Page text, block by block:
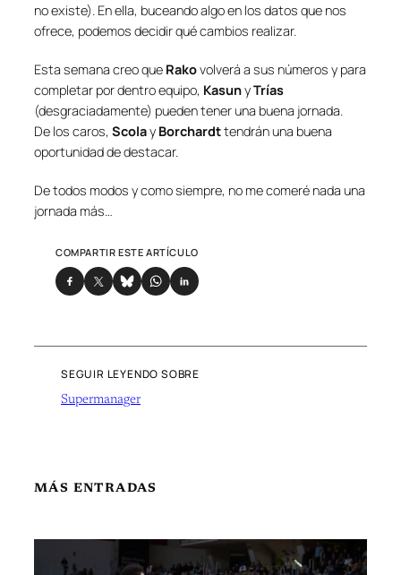
no existe). En ella, buceando algo en los datos que nos
ofrece, podemos decidir qué cambios realizar.
Esta semana creo que Rakovolverá a sus números y para
completar por dentro equipo, KasunyTrías
(desgraciadamente) pueden tener una buena jornada.
De los caros, Scolay Borchardttendrán una buena
oportunidad de destacar.
De todos modos y como siempre, no me comeré nada una
jornada más…
COMPARTIR ESTE ARTÍCULO
SEGUIR LEYENDO SOBRE
Supermanager
MÁS ENTRADAS